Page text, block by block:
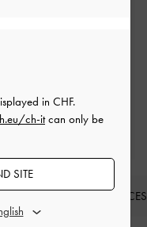
in CHF.
ch-itcan only be
SITE